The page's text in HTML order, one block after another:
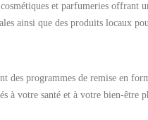
et parfumeries offrant
ainsi que des produits locaux
des programmes de remise en
à votre santé et à votre bien-être